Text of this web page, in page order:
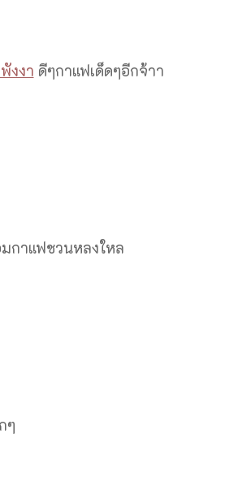
งงา ดีๆกาแฟเด็ดๆอีกจ้าา
กาแฟชวนหลงใหล
ๆ